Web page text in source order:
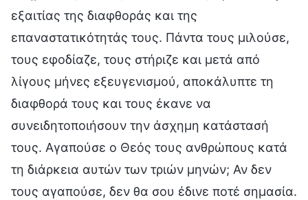
εξαιτίας της διαφθοράς και της
επαναστατικότητάς τους. Πάντα τους μιλούσε,
τους εφοδίαζε, τους στήριζε και μετά από
λίγους μήνες εξευγενισμού, αποκάλυπτε τη
διαφθορά τους και τους έκανε να
συνειδητοποιήσουν την άσχημη κατάστασή
τους. Αγαπούσε ο Θεός τους ανθρώπους κατά
τη διάρκεια αυτών των τριών μηνών; Αν δεν
τους αγαπούσε, δεν θα σου έδινε ποτέ σημασία.